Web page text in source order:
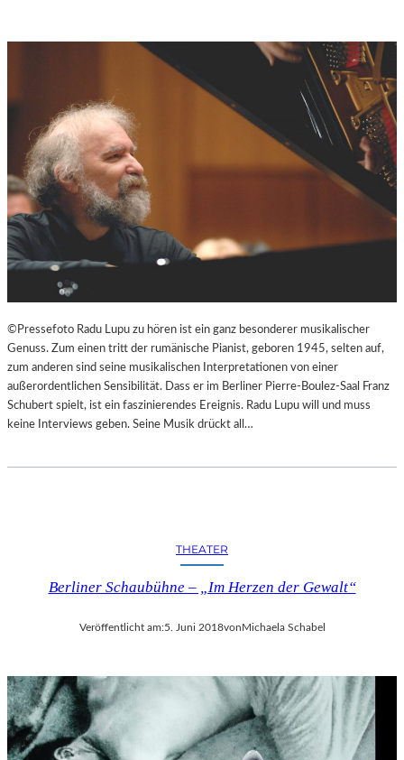
©Pressefoto Radu Lupu zu hören ist ein ganz besonderer musikalischer
Genuss. Zum einen tritt der rumänische Pianist, geboren 1945, selten auf,
zum anderen sind seine musikalischen Interpretationen von einer
außerordentlichen Sensibilität. Dass er im Berliner Pierre-Boulez-Saal Franz
Schubert spielt, ist ein faszinierendes Ereignis. Radu Lupu will und muss
keine Interviews geben. Seine Musik drückt all…
THEATER
Berliner Schaubühne – „Im Herzen der Gewalt“
Veröffentlicht am:5. Juni 2018vonMichaela Schabel